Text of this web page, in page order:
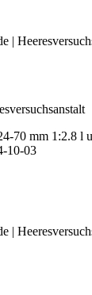
70 mm 1:2.8 l
10-03